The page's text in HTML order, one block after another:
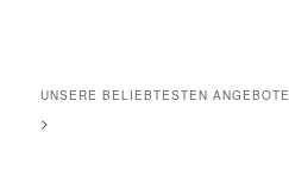
UNSERE BELIEBTESTEN ANGEBOTE
>